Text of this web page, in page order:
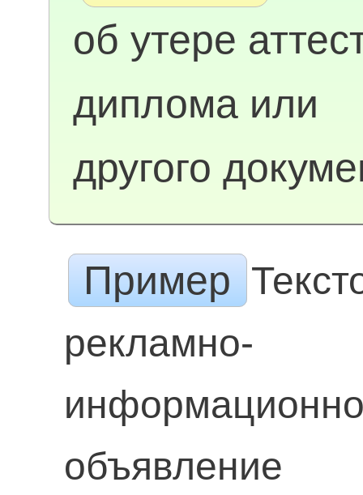
об утере
диплома или
другого
Пример
рекламно-
объявление